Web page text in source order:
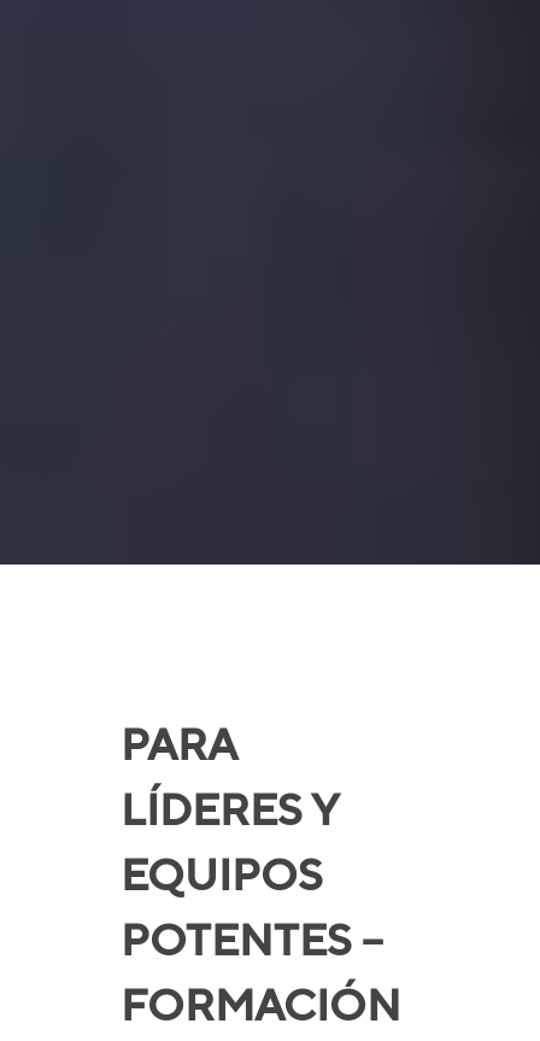
PARA
LÍDERES Y
EQUIPOS
POTENTES –
FORMACIÓN